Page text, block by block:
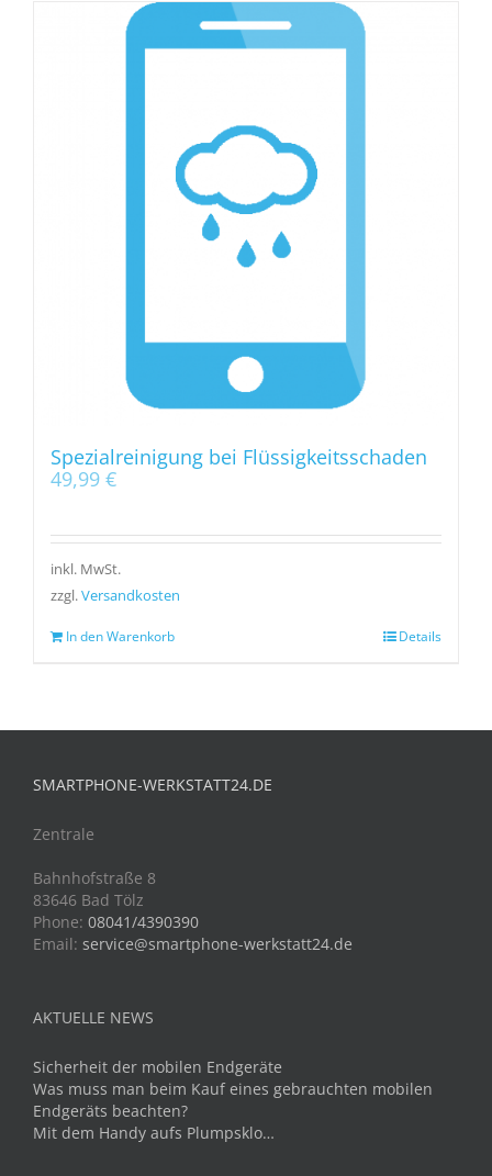
Spezialreinigung bei Flüssigkeitsschaden
49,99 €
inkl. MwSt.
zzgl.Versandkosten
In den Warenkorb Details
SMARTPHONE-WERKSTATT24.DE
Zentrale
Bahnhofstraße 8
83646 Bad Tölz
Phone: 08041/4390390
Email: service@smartphone-werkstatt24.de
AKTUELLE NEWS
Sicherheit der mobilen Endgeräte
Was muss man beim Kauf eines gebrauchten mobilen
Endgeräts beachten?
Mit dem Handy aufs Plumpsklo…